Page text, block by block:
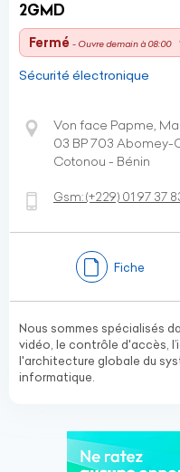
2GMD
Fermé - Ouvre demain à 08:00
Sécurité électronique
Von face Papme,
03 BP 703 Abomey-
Cotonou - Bénin
Gsm:(+229) 01 97 37
Fiche
Nous sommes spécialisés
vidéo, le contrôle d'accès,
l'architecture globale du
informatique.